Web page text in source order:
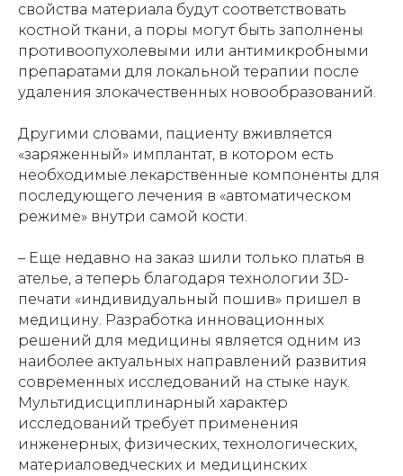
свойства материала будут соответствовать
костной ткани, а поры могут быть заполнены
противоопухолевыми или антимикробными
препаратами для локальной терапии после
удаления злокачественных новообразований.
Другими словами, пациенту вживляется
«заряженный» имплантат, в котором есть
необходимые лекарственные компоненты для
последующего лечения в «автоматическом
режиме» внутри самой кости.
– Еще недавно на заказ шили только платья в
ателье, а теперь благодаря технологии 3D-
печати «индивидуальный пошив» пришел в
медицину. Разработка инновационных
решений для медицины является одним из
наиболее актуальных направлений развития
современных исследований на стыке наук.
Мультидисциплинарный характер
исследований требует применения
инженерных, физических, технологических,
материаловедческих и медицинских